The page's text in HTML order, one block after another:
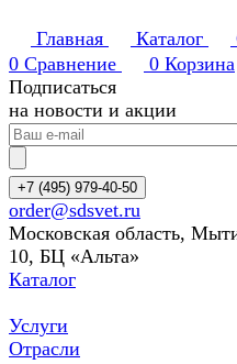
Главная Каталог
0 Сравнение 0 Корзина
Подписаться
на новости и акции
+7 (495) 979-40-50
order@sdsvet.ru
Московская область,
10, БЦ «Альта»
Каталог
Услуги
Отрасли